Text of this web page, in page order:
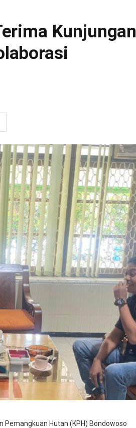
Kunjungan
Hutan (KPH) Bondowoso